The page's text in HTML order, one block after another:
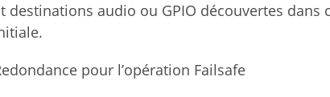
destinations audio ou GPIO découvertes
pour l’opération Failsafe